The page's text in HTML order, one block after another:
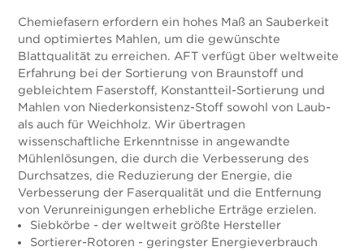
Chemiefasern erfordern ein hohes Maß an Sauberkeit
und optimiertes Mahlen, um die gewünschte
Blattqualität zu erreichen. AFT verfügt über weltweite
Erfahrung bei der Sortierung von Braunstoff und
gebleichtem Faserstoff, Konstantteil-Sortierung und
Mahlen von Niederkonsistenz-Stoff sowohl von Laub-
als auch für Weichholz. Wir übertragen
wissenschaftliche Erkenntnisse in angewandte
Mühlenlösungen, die durch die Verbesserung des
Durchsatzes, die Reduzierung der Energie, die
Verbesserung der Faserqualität und die Entfernung
von Verunreinigungen erhebliche Erträge erzielen.
Siebkörbe - der weltweit größte Hersteller
Sortierer-Rotoren - geringster Energieverbrauch